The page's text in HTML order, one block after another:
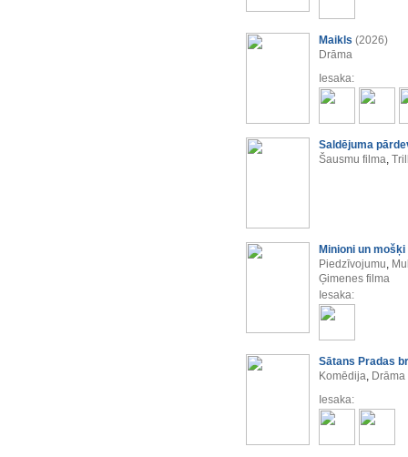
Maikls (2026)
Drāma
Iesaka:
Saldējuma
Šausmu filma,
Minioni un mošķi
Piedzīvojumu,
Ģimenes filma
Iesaka:
Sātans Pradas
Komēdija, Drāma
Iesaka: